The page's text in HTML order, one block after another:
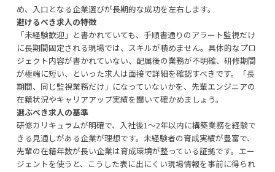
め、入口となる企業選びが長期的な成功を左右します。
避けるべき求人の特徴
「未経験歓迎」と書かれていても、手順書通りのアラート監視だけ
に長期間固定される現場では、スキルが積めません。具体的なプロ
ジェクト内容が書かれていない、配属後の業務が不明確、研修期間
が極端に短い、といった求人は面接で詳細を確認すべきです。「長
期間、同じ監視業務だけ」になっていないかを、先輩エンジニアの
在籍状況やキャリアアップ実績を聞いて確かめましょう。
選ぶべき求人の基準
研修カリキュラムが明確で、入社後1〜2年以内に構築業務を経験で
きる見通しがある企業が理想です。未経験者の育成実績が豊富で、
先輩の在籍年数が長い企業は育成環境が整っている証拠です。エー
ジェントを使うと、こうした表に出にくい現場情報を事前に得られ